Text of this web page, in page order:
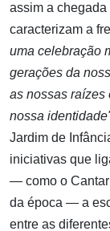
assim a
caracterizam a
uma celebração
gerações da
as nossas raízes
nossa
Jardim de
iniciativas que
— como o Cantar
da época — a
entre as